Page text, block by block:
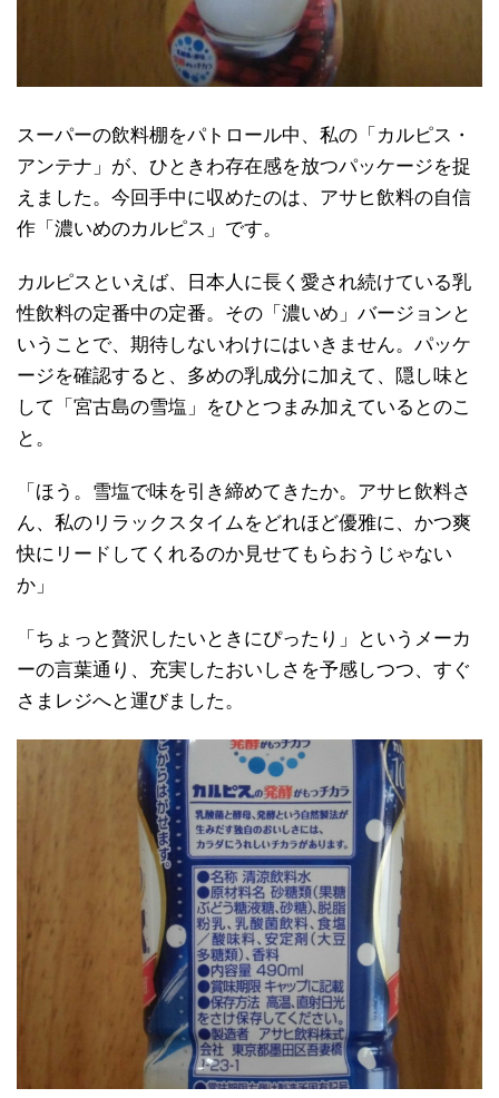
スーパーの飲料棚をパトロール中、私の「カルピス・
アンテナ」が、ひときわ存在感を放つパッケージを捉
えました。今回手中に収めたのは、アサヒ飲料の自信
作「濃いめのカルピス」です。
カルピスといえば、日本人に長く愛され続けている乳
性飲料の定番中の定番。その「濃いめ」バージョンと
いうことで、期待しないわけにはいきません。パッケ
ージを確認すると、多めの乳成分に加えて、隠し味と
して「宮古島の雪塩」をひとつまみ加えているとのこ
と。
「ほう。雪塩で味を引き締めてきたか。アサヒ飲料さ
ん、私のリラックスタイムをどれほど優雅に、かつ爽
快にリードしてくれるのか見せてもらおうじゃない
か」
「ちょっと贅沢したいときにぴったり」というメーカ
ーの言葉通り、充実したおいしさを予感しつつ、すぐ
さまレジへと運びました。